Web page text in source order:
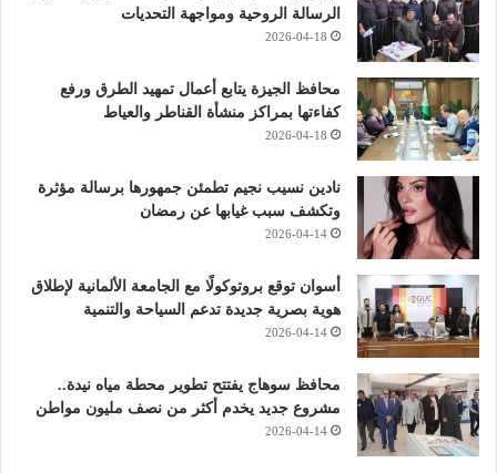
الرسالة الروحية ومواجهة التحديات
2026-04-18
محافظ الجيزة يتابع أعمال تمهيد الطرق ورفع
كفاءتها بمراكز منشأة القناطر والعياط
2026-04-18
نادين نسيب نجيم تطمئن جمهورها برسالة مؤثرة
وتكشف سبب غيابها عن رمضان
2026-04-14
أسوان توقع بروتوكولًا مع الجامعة الألمانية لإطلاق
هوية بصرية جديدة تدعم السياحة والتنمية
2026-04-14
محافظ سوهاج يفتتح تطوير محطة مياه نيدة..
مشروع جديد يخدم أكثر من نصف مليون مواطن
2026-04-14